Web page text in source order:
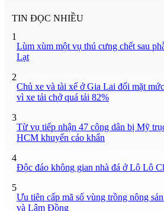
TIN ĐỌC NHIỀU
1
Lùm xùm một vụ thú cưng chết sau
Lạt
2
Chủ xe và tài xế ở Gia Lai đối mặt
vì xe tải chở quá tải 82%
3
Từ vụ tiếp nhận 47 công dân bị Mỹ
HCM khuyến cáo khẩn
4
Độc đáo không gian nhà đá ở Lô Lô
5
Ưu tiên cấp mã số vùng trồng nông
và Lâm Đồng